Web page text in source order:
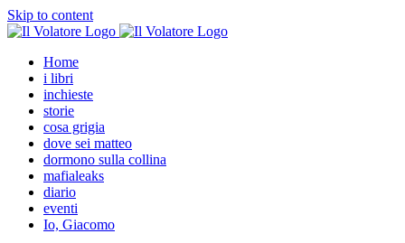
Skip to content
Home
i libri
inchieste
storie
cosa grigia
dove sei matteo
dormono sulla collina
mafialeaks
diario
eventi
Io, Giacomo